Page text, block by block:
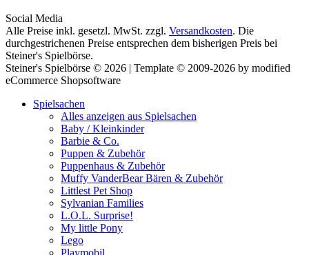
Social Media
Alle Preise inkl. gesetzl. MwSt. zzgl. Versandkosten. Die
durchgestrichenen Preise entsprechen dem bisherigen Preis bei
Steiner's Spielbörse.
Steiner's Spielbörse © 2026 | Template © 2009-2026 by modified
eCommerce Shopsoftware
Spielsachen
Alles anzeigen aus Spielsachen
Baby / Kleinkinder
Barbie & Co.
Puppen & Zubehör
Puppenhaus & Zubehör
Muffy VanderBear Bären & Zubehör
Littlest Pet Shop
Sylvanian Families
L.O.L. Surprise!
My little Pony
Lego
Playmobil